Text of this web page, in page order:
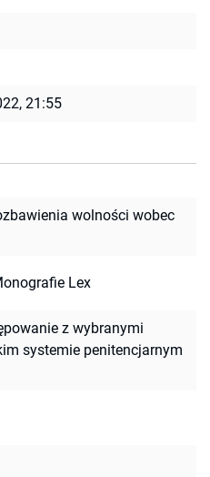
21:55
wolności wobec
Lex
z wybranymi
systemie penitencjarnym